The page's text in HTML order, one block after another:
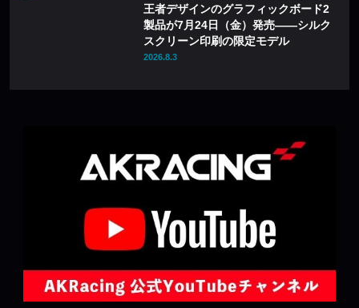
王者デザインのグラフィックボード2
製品が7月24日（金）発売——シルク
スクリーン印刷の限定モデル
2026.8.3